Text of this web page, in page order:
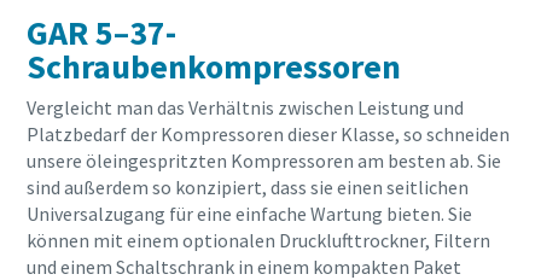
GAR 5–37-
Schraubenkompressoren
Vergleicht man das Verhältnis zwischen Leistung und
Platzbedarf der Kompressoren dieser Klasse, so schneiden
unsere öleingespritzten Kompressoren am besten ab. Sie
sind außerdem so konzipiert, dass sie einen seitlichen
Universalzugang für eine einfache Wartung bieten. Sie
können mit einem optionalen Drucklufttrockner, Filtern
und einem Schaltschrank in einem kompakten Paket